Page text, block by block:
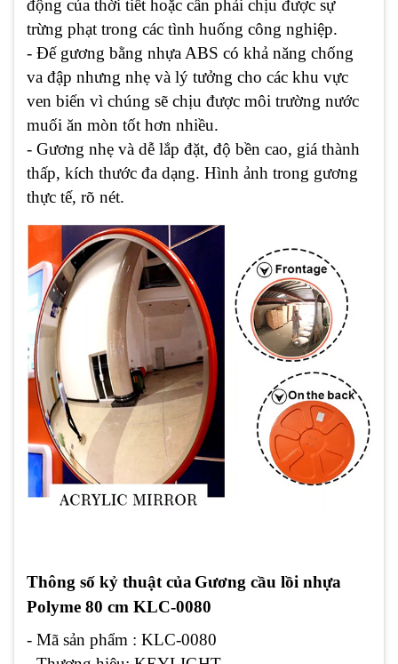
động của thời tiết hoặc cần phải chịu được sự
trừng phạt trong các tình huống công nghiệp.
- Đế gương bằng nhựa ABS có khả năng chống
va đập nhưng nhẹ và lý tưởng cho các khu vực
ven biển vì chúng sẽ chịu được môi trường nước
muối ăn mòn tốt hơn nhiều.
- Gương nhẹ và dễ lắp đặt, độ bền cao, giá thành
thấp, kích thước đa dạng. Hình ảnh trong gương
thực tế, rõ nét.
Thông số kỷ thuật của Gương cầu lồi nhựa
Polyme 80 cm KLC-0080
- Mã sản phẩm : KLC-0080